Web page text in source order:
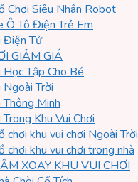
Chơi Siêu Nhân Robot
Ô Tô Điện Trẻ Em
Điện Tử
GIẢM GIÁ
Tập Cho Bé
Trời
Minh
Khu Vui Chơi
chơi khu vui chơi Ngoài Trời
chơi khu vui chơi trong nhà
XOAY KHU VUI CHƠI